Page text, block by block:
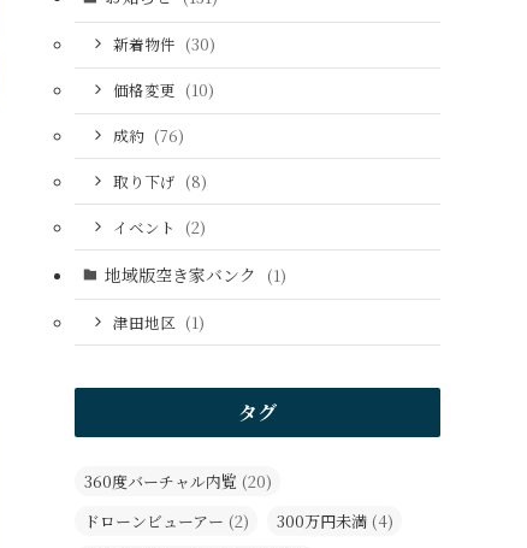
新着物件 (30)
価格変更 (10)
成約 (76)
取り下げ (8)
イベント
(2)
地域版空き家バンク (1)
津田地区 (1)
タグ
360度バーチャル内覧 (20)
ドローンビューアー (2) 300万円未満 (4)